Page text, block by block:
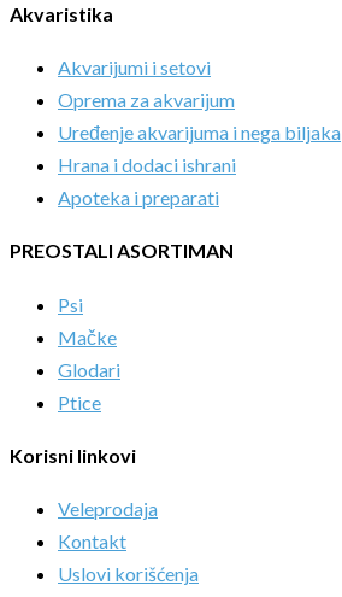
Akvaristika
Akvarijumi i setovi
Oprema za akvarijum
Uređenje akvarijuma i nega biljaka
Hrana i dodaci ishrani
Apoteka i preparati
PREOSTALI ASORTIMAN
Psi
Mačke
Glodari
Ptice
Korisni linkovi
Veleprodaja
Kontakt
Uslovi korišćenja